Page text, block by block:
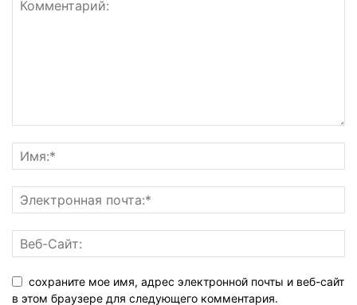
сохраните мое имя, адрес электронной почты и веб-сайт
в этом браузере для следующего комментария.